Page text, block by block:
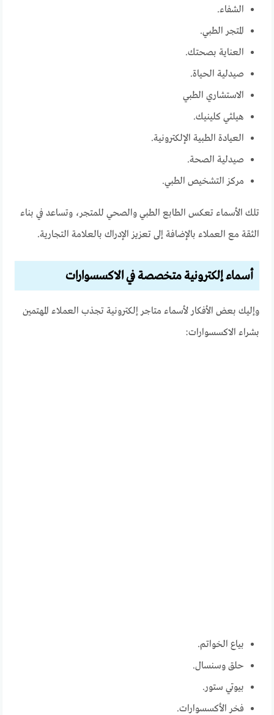
الشفاء.
المتجر الطبي.
العناية بصحتك.
صيدلية الحياة.
الاستشاري الطبي
هيلثي كلينيك.
العيادة الطبية الإلكترونية.
صيدلية الصحة.
مركز التشخيص الطبي.
تلك الأسماء تعكس الطابع الطبي والصحي للمتجر، وتساعد في بناء
الثقة مع العملاء بالإضافة إلى تعزيز الإدراك بالعلامة التجارية.
أسماء إلكترونية متخصصة في الاكسسوارات
وإليك بعض الأفكار لأسماء متاجر إلكترونية تجذب العملاء المهتمين
بشراء الاكسسوارات:
بياع الخواتم.
حلق وسنسال.
بيوتي ستور.
فخر الأكسسوارات.